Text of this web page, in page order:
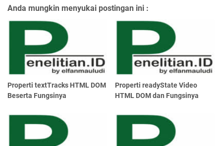
Anda mungkin menyukai postingan ini :
Properti textTracks HTML DOM
Beserta Fungsinya
Properti readyState Video
HTML DOM dan Fungsinya